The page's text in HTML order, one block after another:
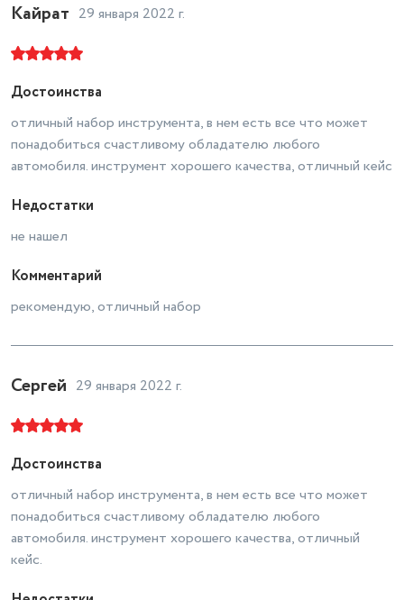
Кайрат 29 января 2022 г.
Достоинства
отличный набор инструмента, в нем есть все что может
понадобиться счастливому обладателю любого
автомобиля. инструмент хорошего качества, отличный кейс
Недостатки
не нашел
Комментарий
рекомендую, отличный набор
Сергей 29 января 2022 г.
Достоинства
отличный набор инструмента, в нем есть все что может
понадобиться счастливому обладателю любого
автомобиля. инструмент хорошего качества, отличный
кейс.